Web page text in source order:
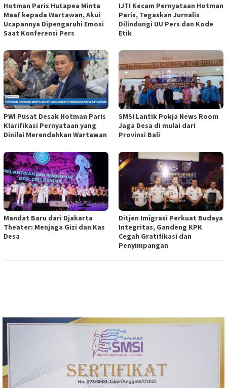
Hotman Paris Hutapea Minta
Maaf kepada Wartawan, Akui
Ucapannya Dipengaruhi Emosi
Saat Konferensi Pers
IJTI Kecam Pernyataan Hotman
Paris, Tegaskan Jurnalis
Dilindungi UU Pers dan Kode
Etik
PWI Pusat Desak Hotman Paris
Klarifikasi Pernyataan yang
Dinilai Merendahkan Wartawan
SMSI Lantik Pokja News Room
Jaga Desa di mulai dari
Provinsi Bali
Mandat Baru dari Djakarta
Theater: Menjaga Gizi dan Kas
Desa
Ditjen Imigrasi Perkuat Budaya
Integritas, Gandeng KPK
Cegah Gratifikasi dan
Penyimpangan